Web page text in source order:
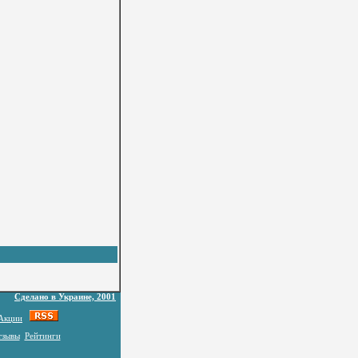
Сделано в Украине, 2001
Рейтинги